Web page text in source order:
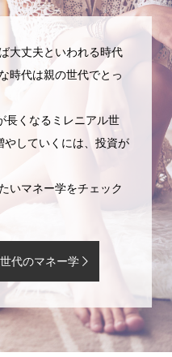
大丈夫といわれる時代
時代は親の世代でとっ
長くなるミレニアル世
していくには、投資が
いマネー学をチェック
代のマネー学